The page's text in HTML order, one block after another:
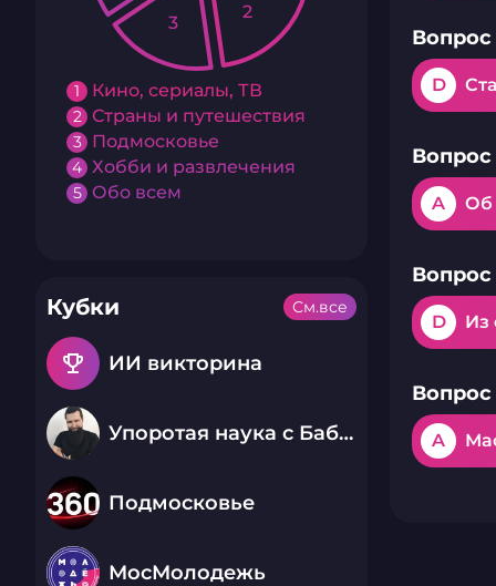
1 Кино, сериалы, ТВ
2 Страны и путешествия
3 Подмосковье
4 Хобби и развлечения
5 Обо всем
2
3
Кубки
emoji_events ИИ викторина
Упоротая наука с Бабаем Лютым
Подмосковье
МосМолодежь
См.все
Вопрос
D
Вопрос
A Об
Вопрос
D Из
Вопрос
A